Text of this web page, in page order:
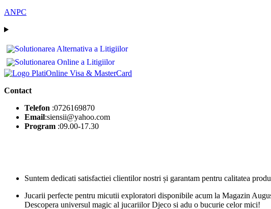
ANPC
Contact
Telefon :0726169870
Email:siensii@yahoo.com
Program :09.00-17.30
Suntem dedicati satisfactiei clientilor nostri și garantam pentru calitatea
Jucarii perfecte pentru micutii exploratori disponibile acum la Magazin
Descopera universul magic al jucariilor Djeco si adu o bucurie celor mici!